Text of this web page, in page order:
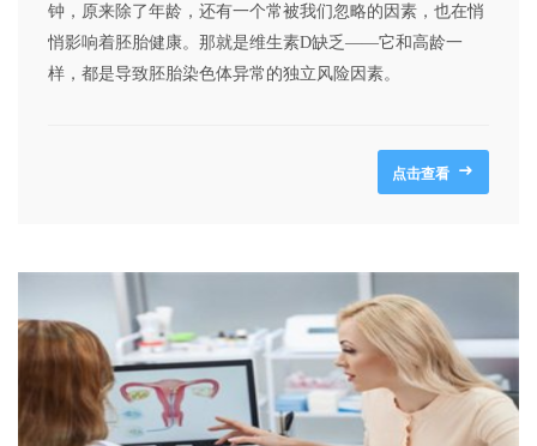
钟，原来除了年龄，还有一个常被我们忽略的因素，也在悄
悄影响着胚胎健康。那就是维生素D缺乏——它和高龄一
样，都是导致胚胎染色体异常的独立风险因素。
点击查看